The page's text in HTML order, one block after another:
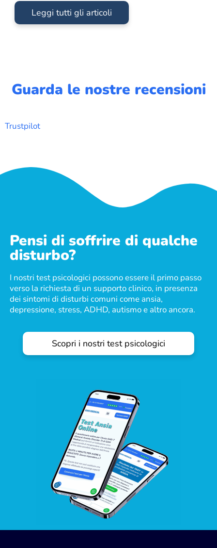
Leggi tutti gli articoli
Guarda le nostre recensioni
Trustpilot
Pensi di soffrire di qualche
disturbo?
I nostri test psicologici possono essere il primo passo
verso la richiesta di un supporto clinico, in presenza
dei sintomi di disturbi comuni come ansia,
depressione, stress, ADHD, autismo e altro ancora.
Scopri i nostri test psicologici